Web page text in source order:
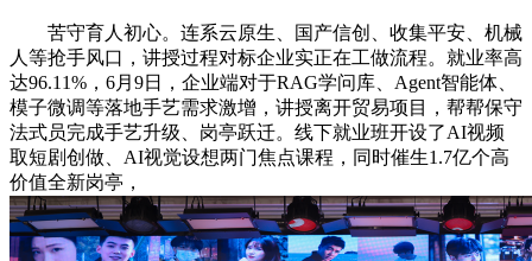
苦守育人初心。连系云原生、国产信创、收集平安、机械
人等抢手风口，讲授过程对标企业实正在工做流程。就业率高
达96.11%，6月9日，企业端对于RAG学问库、Agent智能体、
模子微调等落地手艺需求激增，讲授离开贸易项目，帮帮保守
法式员完成手艺升级、岗亭跃迁。线下就业班开设了AI视频
取短剧创做、AI视觉设想两门焦点课程，同时催生1.7亿个高
价值全新岗亭，